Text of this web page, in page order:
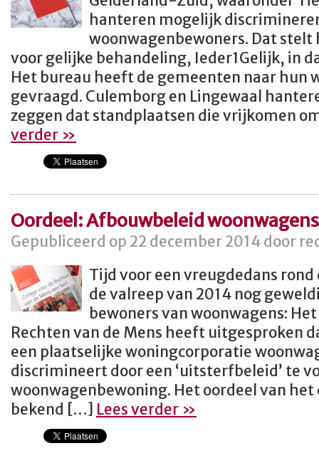
hanteren mogelijk
woonwagenbewoners. Dat
voor gelijke behandeling, Ieder1Gelijk, in
Het bureau heeft de gemeenten naar hun
gevraagd. Culemborg en Lingewaal
zeggen dat standplaatsen die vrijkomen
verder »
Oordeel: Afbouwbeleid
Gepubliceerd op 22 december 2014 door
Tijd voor een vreugdedans
de valreep van 2014 nog
bewoners van woonwagens:
Rechten van de Mens heeft uitgesproken
een plaatselijke woningcorporatie
discrimineert door een ‘uitsterfbeleid’ te
woonwagenbewoning. Het oordeel van
bekend […] Lees verder »